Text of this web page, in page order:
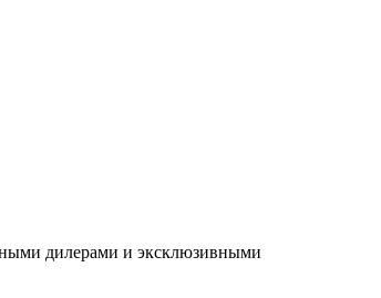
дилерами и эксклюзивными